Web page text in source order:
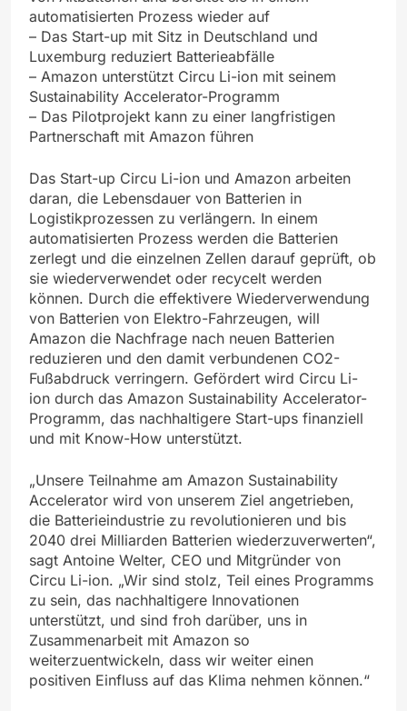
automatisierten Prozess wieder auf
– Das Start-up mit Sitz in Deutschland und
Luxemburg reduziert Batterieabfälle
– Amazon unterstützt Circu Li-ion mit seinem
Sustainability Accelerator-Programm
– Das Pilotprojekt kann zu einer langfristigen
Partnerschaft mit Amazon führen
Das Start-up Circu Li-ion und Amazon arbeiten
daran, die Lebensdauer von Batterien in
Logistikprozessen zu verlängern. In einem
automatisierten Prozess werden die Batterien
zerlegt und die einzelnen Zellen darauf geprüft, ob
sie wiederverwendet oder recycelt werden
können. Durch die effektivere Wiederverwendung
von Batterien von Elektro-Fahrzeugen, will
Amazon die Nachfrage nach neuen Batterien
reduzieren und den damit verbundenen CO2-
Fußabdruck verringern. Gefördert wird Circu Li-
ion durch das Amazon Sustainability Accelerator-
Programm, das nachhaltigere Start-ups finanziell
und mit Know-How unterstützt.
„Unsere Teilnahme am Amazon Sustainability
Accelerator wird von unserem Ziel angetrieben,
die Batterieindustrie zu revolutionieren und bis
2040 drei Milliarden Batterien wiederzuverwerten“,
sagt Antoine Welter, CEO und Mitgründer von
Circu Li-ion. „Wir sind stolz, Teil eines Programms
zu sein, das nachhaltigere Innovationen
unterstützt, und sind froh darüber, uns in
Zusammenarbeit mit Amazon so
weiterzuentwickeln, dass wir weiter einen
positiven Einfluss auf das Klima nehmen können.“